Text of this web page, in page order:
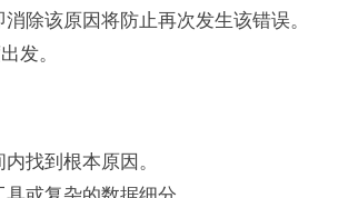
除该原因将防止再次发生该错误。
发。
找到根本原因。